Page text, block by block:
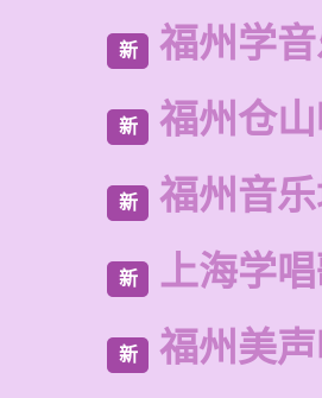
新 福州学
新 福州仓
新 福州音
新 上海学
新 福州美